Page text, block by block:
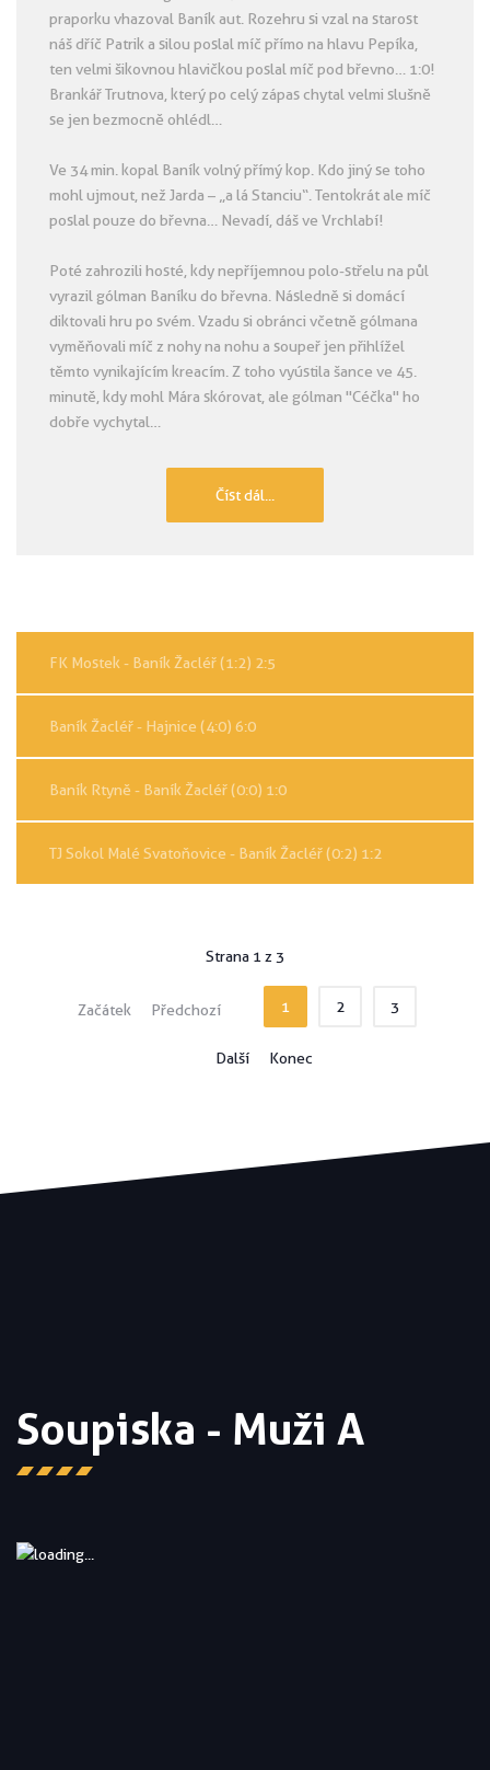
praporku vhazoval Baník aut. Rozehru si vzal na starost
náš dříč Patrik a silou poslal míč přímo na hlavu Pepíka,
ten velmi šikovnou hlavičkou poslal míč pod břevno… 1:0!
Brankář Trutnova, který po celý zápas chytal velmi slušně
se jen bezmocně ohlédl…
Ve 34 min. kopal Baník volný přímý kop. Kdo jiný se toho
mohl ujmout, než Jarda – „a lá Stanciu“. Tentokrát ale míč
poslal pouze do břevna… Nevadí, dáš ve Vrchlabí!
Poté zahrozili hosté, kdy nepříjemnou polo-střelu na půl
vyrazil gólman Baníku do břevna. Následně si domácí
diktovali hru po svém. Vzadu si obránci včetně gólmana
vyměňovali míč z nohy na nohu a soupeř jen přihlížel
těmto vynikajícím kreacím. Z toho vyústila šance ve 45.
minutě, kdy mohl Mára skórovat, ale gólman "Céčka" ho
dobře vychytal…
Číst dál...
FK Mostek - Baník Žacléř (1:2) 2:5
Baník Žacléř - Hajnice (4:0) 6:0
Baník Rtyně - Baník Žacléř (0:0) 1:0
TJ Sokol Malé Svatoňovice - Baník Žacléř (0:2) 1:2
Strana 1 z 3
Začátek Předchozí 1 2 3
Další Konec
Soupiska - Muži A